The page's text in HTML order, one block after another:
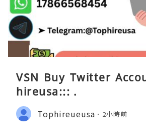
VSN Buy Twitter
hireusa::: .
Tophireueusa 2小時前